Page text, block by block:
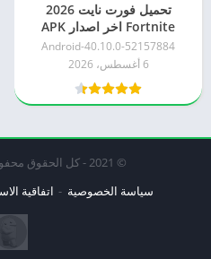
تحميل فورت نايت 2026
Fortnite اخر اصدار APK
للاندرويد
40.10.0-52157884-Android
6 أغسطس، 2026
© 2021 - كل الحقوق محفوظة -
سياسة الخصوصية
اتفاقية